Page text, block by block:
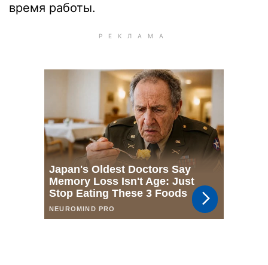
время работы.